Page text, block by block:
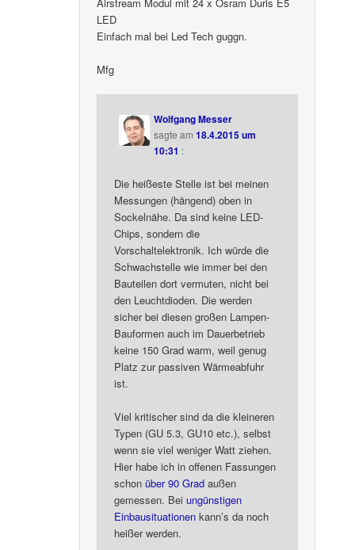
LED
Einfach mal bei Led Tech guggn.
Mfg
Wolfgang Messer
sagte am18.4.2015 um
10:31 :
Die heißeste Stelle ist bei meinen
Messungen (hängend) oben in
Sockelnähe. Da sind keine LED-
Chips, sondern die
Vorschaltelektronik. Ich würde die
Schwachstelle wie immer bei den
Bauteilen dort vermuten, nicht bei
den Leuchtdioden. Die werden
sicher bei diesen großen Lampen-
Bauformen auch im Dauerbetrieb
keine 150 Grad warm, weil genug
Platz zur passiven Wärmeabfuhr
ist.
Viel kritischer sind da die kleineren
Typen (GU 5.3, GU10 etc.), selbst
wenn sie viel weniger Watt ziehen.
Hier habe ich in offenen Fassungen
schonüber 90 Grad außen
gemessen. Beiungünstigen
Einbausituationen kann’s da noch
heißer werden.